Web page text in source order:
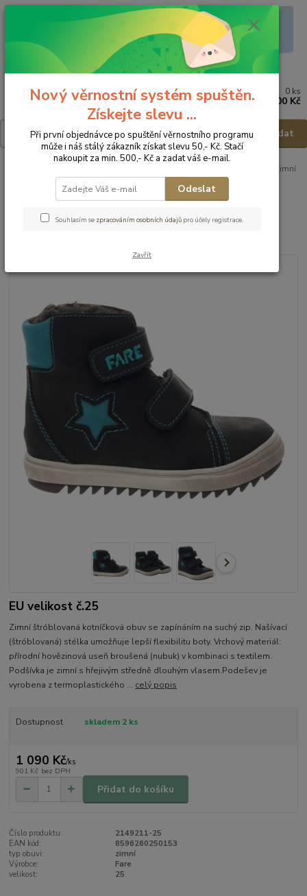
Menu
Hledat
0 ks
0,00 Kč
FARE Zimní
obuv 2149211 - vel.25
FARE Zimní obuv 2149211 -
EU velikost č.25
Zimní štróblovaná kotníčková obuv se zapínáním na suchý zip. Našívací
(štróblovaná) stélka umožňuje lepší flexibilitu boty. Vrchový materiál:
přírodní hovězinová useň broušená (nubuk) v kombinaci s textilem.
Podšívka je zimní s hřejivým středně dlouhým vlasem.Podešev je
vyrobena z termoplastického ... celý popis
Dostupnost skladem 2 ks
1 090 Kč/ks
901 Kč bez DPH
Přidat do košíku
Číslo produktu:
2149211-25
EAN kód:
8596260250153
typ obuvi:
zimní
Výrobce:
Fare
velikost:
25
Nový věrnostní systém spuštěn.
Získejte slevu ...
Při první objednávce po spuštění věrnostního programu
může i náš stálý zákazník získat slevu 50,- Kč. Stačí
nakoupit za min. 500,- Kč a zadat váš e-mail.
Odeslat
Souhlasím se zpracováním osobních údajů pro účely registrace.
Zavřít